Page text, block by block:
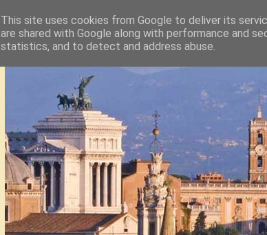
This site uses cookies from Google to deliver its
are shared with Google along with performance and
statistics, and to detect and address abuse.